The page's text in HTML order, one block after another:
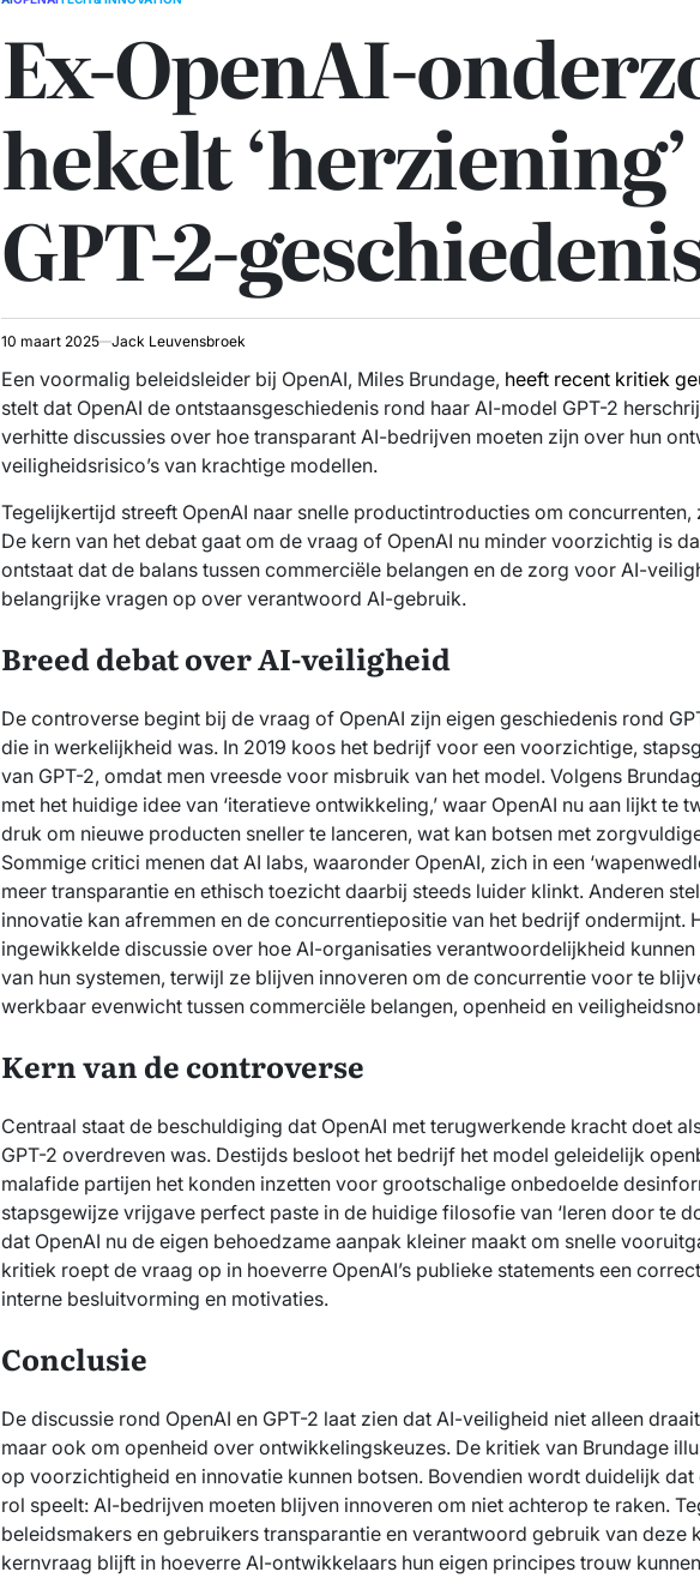
GEPLAATST
Ex-OpenAI-
hekelt
GPT-2-
10 maart 2025 Jack Leuvensbroek
Een voormalig beleidsleider bij OpenAI, Miles Brundage, heeft recent kritiek
stelt dat OpenAI de ontstaansgeschiedenis rond haar AI-model GPT-2
verhitte discussies over hoe transparant AI-bedrijven moeten zijn over hun
veiligheidsrisico’s van krachtige modellen.
Tegelijkertijd streeft OpenAI naar snelle productintroducties om concurrenten,
De kern van het debat gaat om de vraag of OpenAI nu minder voorzichtig is
ontstaat dat de balans tussen commerciële belangen en de zorg voor AI-
belangrijke vragen op over verantwoord AI-gebruik.
Breed debat over AI-veiligheid
De controverse begint bij de vraag of OpenAI zijn eigen geschiedenis rond
die in werkelijkheid was. In 2019 koos het bedrijf voor een voorzichtige,
van GPT-2, omdat men vreesde voor misbruik van het model. Volgens
met het huidige idee van ‘iteratieve ontwikkeling,’ waar OpenAI nu aan lijkt te
druk om nieuwe producten sneller te lanceren, wat kan botsen met
Sommige critici menen dat AI labs, waaronder OpenAI, zich in een
meer transparantie en ethisch toezicht daarbij steeds luider klinkt. Anderen
innovatie kan afremmen en de concurrentiepositie van het bedrijf ondermijnt.
ingewikkelde discussie over hoe AI-organisaties verantwoordelijkheid
van hun systemen, terwijl ze blijven innoveren om de concurrentie voor te
werkbaar evenwicht tussen commerciële belangen, openheid en
Kern van de controverse
Centraal staat de beschuldiging dat OpenAI met terugwerkende kracht doet
GPT-2 overdreven was. Destijds besloot het bedrijf het model geleidelijk
malafide partijen het konden inzetten voor grootschalige onbedoelde
stapsgewijze vrijgave perfect paste in de huidige filosofie van ‘leren door te
dat OpenAI nu de eigen behoedzame aanpak kleiner maakt om snelle
kritiek roept de vraag op in hoeverre OpenAI’s publieke statements een
interne besluitvorming en motivaties.
Conclusie
De discussie rond OpenAI en GPT-2 laat zien dat AI-veiligheid niet alleen
maar ook om openheid over ontwikkelingskeuzes. De kritiek van Brundage
op voorzichtigheid en innovatie kunnen botsen. Bovendien wordt duidelijk
rol speelt: AI-bedrijven moeten blijven innoveren om niet achterop te raken.
beleidsmakers en gebruikers transparantie en verantwoord gebruik van deze
kernvraag blijft in hoeverre AI-ontwikkelaars hun eigen principes trouw